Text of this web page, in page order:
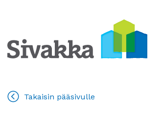
Takaisin pääsivulle